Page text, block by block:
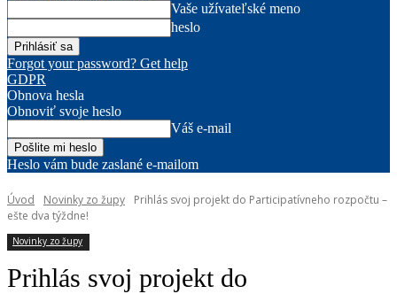
Vaše užívateľské meno
heslo
Forgot your password? Get help
GDPR
Obnova hesla
Obnoviť svoje heslo
Váš e-mail
Heslo vám bude zaslané e-mailom
Úvod Novinky zo župy
Prihlás svoj projekt do Participatívneho rozpočtu –
ešte dva týždne!
Novinky zo župy
Prihlás svoj projekt do